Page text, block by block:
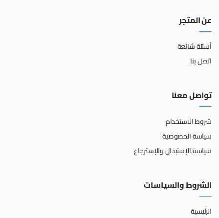
عن المتجر
أسئلة شائعة
اتصل بنا
تواصل معنا
شروط الاستخدام
سياسة الخصوصية
سياسة الإستبدال والإسترجاع
الشروط والسياسات
الرئيسية